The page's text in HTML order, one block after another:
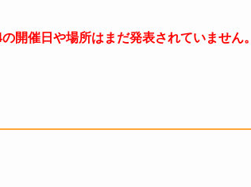
開催日や場所はまだ発表されていません。